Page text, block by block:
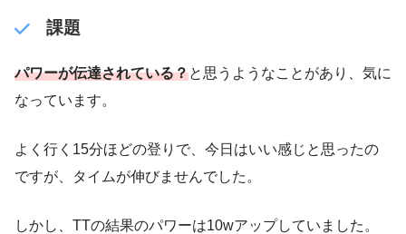
課題
パワーが伝達されている？と思うようなことがあり、気に
なっています。
よく行く15分ほどの登りで、今日はいい感じと思ったの
ですが、タイムが伸びませんでした。
しかし、TTの結果のパワーは10wアップしていました。